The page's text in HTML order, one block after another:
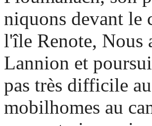
niquons devant le
l'île Renote, Nous
Lannion et
pas très difficile
mobilhomes au